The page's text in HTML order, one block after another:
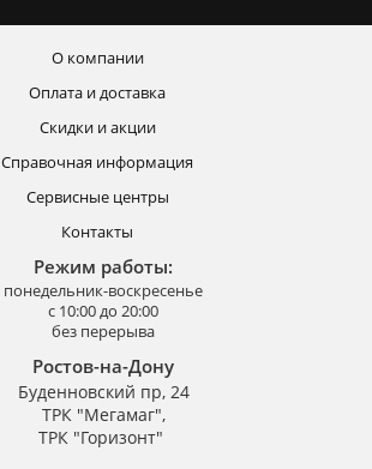
О компании
Оплата и доставка
Скидки и акции
Справочная информация
Сервисные центры
Контакты
Режим работы:
понедельник-воскресенье
с 10:00 до 20:00
без перерыва
Ростов-на-Дону
Буденновский пр, 24
ТРК "Мегамаг",
ТРК "Горизонт"